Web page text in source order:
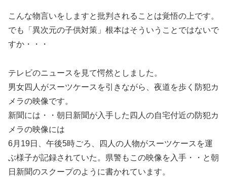
こんな物言いをしますと批判されることは覚悟の上です。
でも「異次元の子供対策」根本はそういうことではないで
すか・・・
テレビのニュースを見て愕然としました。
男女四人がスーツケースを引きながら、夜道を歩く防犯カ
メラの映像です。
新聞には・・朝日新聞が入手した四人の自宅付近の防犯カ
メラの映像には
6月19日、午後5時ごろ、四人の人物がスーツケースを運
ぶ様子が記録されていた。県警もこの映像を入手・・と朝
日新聞のスクープのように書かれています。